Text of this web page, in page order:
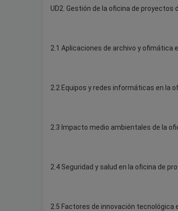
UD2. Gestión de la oficina de proyectos
2.1 Aplicaciones de archivo y ofimática
2.2 Equipos y redes informáticas en la
2.3 Impacto medio ambientales de la
2.4 Seguridad y salud en la oficina de
2.5 Factores de innovación